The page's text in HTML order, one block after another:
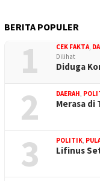
BERITA POPULER
1 CEK FAKTA,
Dilihat
Diduga
2 DAERAH,
Merasa di
3 POLITIK,
Lifinus